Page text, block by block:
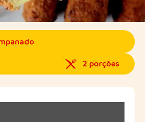
2 porções